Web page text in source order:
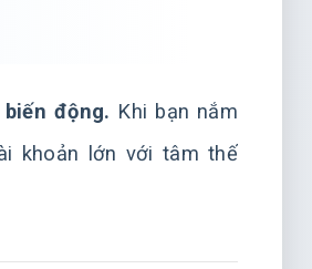
động. Khi bạn nắm
khoản lớn với tâm thế